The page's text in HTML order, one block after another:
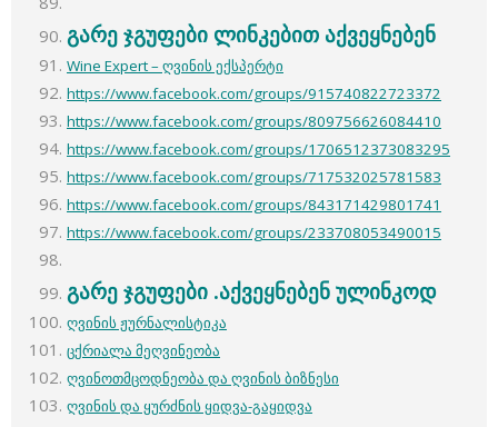
გარე ჯგუფები ლინკებით აქვეყნებენ
Wine Expert – ღვინის ექსპერტი
https://www.facebook.com/groups/915740822723372
https://www.facebook.com/groups/809756626084410
https://www.facebook.com/groups/1706512373083295
https://www.facebook.com/groups/717532025781583
https://www.facebook.com/groups/843171429801741
https://www.facebook.com/groups/233708053490015
გარე ჯგუფები .აქვეყნებენ ულინკოდ
ღვინის ჟურნალისტიკა
ცქრიალა მეღვინეობა
ღვინოთმცოდნეობა და ღვინის ბიზნესი
ღვინის და ყურძნის ყიდვა-გაყიდვა